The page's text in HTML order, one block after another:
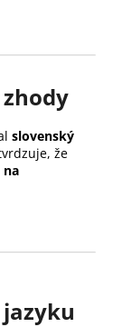
slovenský
že
na